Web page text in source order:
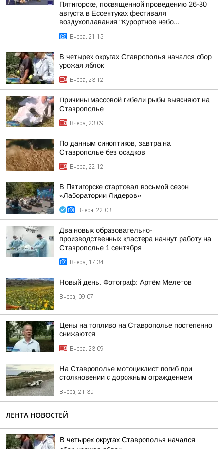
Пятигорске, посвященной проведению 26-30
августа в Ессентуках фестиваля
воздухоплавания "Курортное небо...
Вчера, 21:15
В четырех округах Ставрополья начался сбор
урожая яблок
Вчера, 23:12
Причины массовой гибели рыбы выясняют на
Ставрополье
Вчера, 23:09
По данным синоптиков, завтра на
Ставрополье без осадков
Вчера, 22:12
В Пятигорске стартовал восьмой сезон
«Лаборатории Лидеров»
Вчера, 22:03
Два новых образовательно-
производственных кластера начнут работу на
Ставрополье 1 сентября
Вчера, 17:34
Новый день. Фотограф: Артём Мелетов
Вчера, 09:07
Цены на топливо на Ставрополье постепенно
снижаются
Вчера, 23:09
На Ставрополье мотоциклист погиб при
столкновении с дорожным ограждением
Вчера, 21:30
ЛЕНТА НОВОСТЕЙ
В четырех округах Ставрополья начался